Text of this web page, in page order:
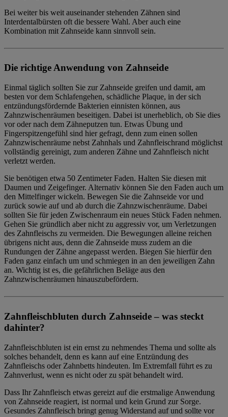
Bei weiter bis weit auseinander stehenden Zähnen sind
Interdentalbürsten oft die bessere Wahl. Aber auch eine
Kombination mit Zahnseide kann sinnvoll sein.
Die richtige Anwendung von Zahnseide
Einmal täglich sollten Sie zur Zahnseide greifen und damit, am
besten vor dem Schlafengehen, schädliche Plaque, in der sich
entzündungsfördernde Bakterien einnisten können, aus
Zahnzwischenräumen beseitigen. Dabei ist unerheblich, ob Sie dies
vor oder nach dem Zähneputzen tun. Etwas Übung und
Fingerspitzengefühl sind hier gefragt, denn zum einen sollen
Zahnzwischenräume nebst Zahnhals und Zahnfleischrand möglichst
vollständig gereinigt, zum anderen Zähne und Zahnfleisch nicht
verletzt werden.
Sie benötigen etwa 50 Zentimeter Faden. Halten Sie diesen mit
Daumen und Zeigefinger. Alternativ können Sie den Faden auch um
den Mittelfinger wickeln. Bewegen Sie die Zahnseide vor und
zurück sowie auf und ab durch die Zahnzwischenräume. Dabei
sollten Sie für jeden Zwischenraum ein neues Stück Faden nehmen.
Gehen Sie gründlich aber nicht zu aggressiv vor, um Verletzungen
des Zahnfleischs zu vermeiden. Die Bewegungen alleine reichen
übrigens nicht aus, denn die Zahnseide muss zudem an die
Rundungen der Zähne angepasst werden. Biegen Sie hierfür den
Faden ganz einfach um und schmiegen in an den jeweiligen Zahn
an. Wichtig ist es, die gefährlichen Beläge aus den
Zahnzwischenräumen hinauszubefördern.
Zahnfleischbluten durch Zahnseide – was steckt
dahinter?
Zahnfleischbluten ist ein ernst zu nehmendes Thema und sollte als
solches behandelt, denn es kann auf eine Entzündung des
Zahnfleischs oder Zahnbetts hindeuten. Im Extremfall führt es zu
Zahnverlust, wenn es nicht oder zu spät behandelt wird.
Dass Ihr Zahnfleisch etwas gereizt auf die erstmalige Anwendung
von Zahnseide reagiert, ist normal und kein Grund zur Sorge.
Gesundes Zahnfleisch bringt genug Widerstand auf und sollte vor